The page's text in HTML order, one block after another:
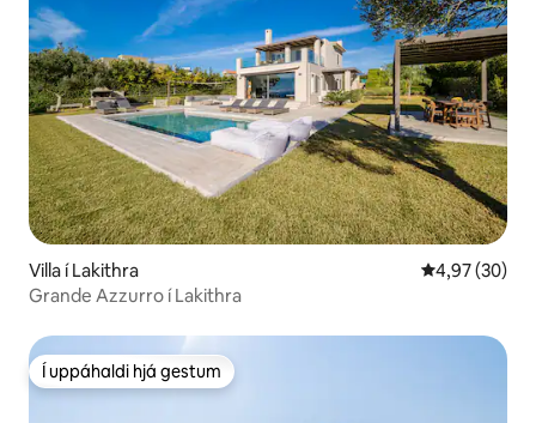
Villa í Lakithra 4,97 af 5 í
4,97 (30)
Grande Azzurro í Lakithra
Í uppáhaldi hjá gestum
Í uppáhaldi hjá gestum